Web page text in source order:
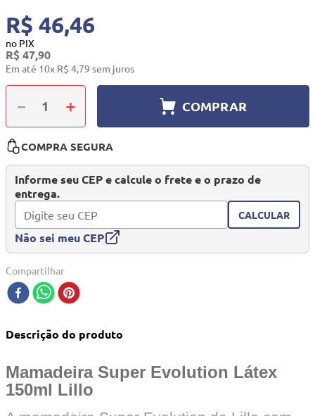
R$ 46,46
no PIX
R$47,90
Em até 10x R$ 4,79 sem juros
＋
－ COMPRAR
COMPRA SEGURA
Informe seu CEP e calcule o frete e o prazo de
entrega.
CALCULAR
Não sei meu CEP
Compartilhar
Descrição do produto
Mamadeira Super Evolution Látex
150ml Lillo
10
berço